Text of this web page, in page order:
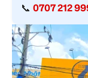
📞 0707 212